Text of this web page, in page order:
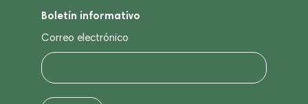
Boletín informativo
Correo electrónico